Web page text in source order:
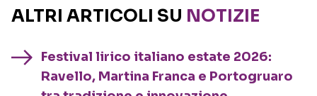
ALTRI ARTICOLI SU NOTIZIE
Festival lirico italiano estate 2026:
Ravello, Martina Franca e Portogruaro